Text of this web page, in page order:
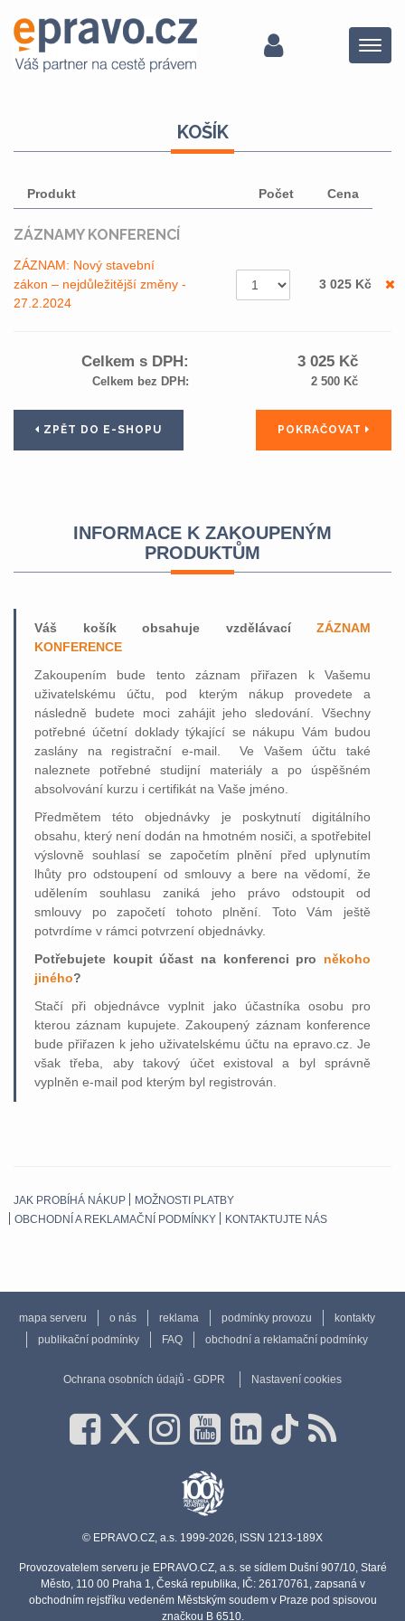
Menu
KOŠÍK
Produkt Počet Cena
ZÁZNAMY KONFERENCÍ
ZÁZNAM: Nový stavební
zákon – nejdůležitější změny -
27.2.2024
3 025Kč
Celkem s DPH: 3 025Kč
Celkem bez DPH: 2 500Kč
ZPĚT DO E-SHOPU POKRAČOVAT
INFORMACE K ZAKOUPENÝM
PRODUKTŮM
Váš košík obsahuje vzdělávací ZÁZNAM
KONFERENCE
Zakoupením bude tento záznam přiřazen k Vašemu
uživatelskému účtu, pod kterým nákup provedete a
následně budete moci zahájit jeho sledování. Všechny
potřebné účetní doklady týkající se nákupu Vám budou
zaslány na registrační e-mail. Ve Vašem účtu také
naleznete potřebné studijní materiály a po úspěšném
absolvování kurzu i certifikát na Vaše jméno.
Předmětem této objednávky je poskytnutí digitálního
obsahu, který není dodán na hmotném nosiči, a spotřebitel
výslovně souhlasí se započetím plnění před uplynutím
lhůty pro odstoupení od smlouvy a bere na vědomí, že
udělením souhlasu zaniká jeho právo odstoupit od
smlouvy po započetí tohoto plnění. Toto Vám ještě
potvrdíme v rámci potvrzení objednávky.
Potřebujete koupit účast na konferenci pro někoho
jiného?
Stačí při objednávce vyplnit jako účastníka osobu pro
kterou záznam kupujete. Zakoupený záznam konference
bude přiřazen k jeho uživatelskému účtu na epravo.cz. Je
však třeba, aby takový účet existoval a byl správně
vyplněn e-mail pod kterým byl registrován.
JAK PROBÍHÁ NÁKUP
MOŽNOSTI PLATBY
OBCHODNÍ A REKLAMAČNÍ PODMÍNKY
KONTAKTUJTE NÁS
mapa serveru o nás reklama podmínky provozu
kontakty
publikační podmínky
FAQ obchodní a reklamační podmínky
Ochrana osobních údajů - GDPR Nastavení cookies
© EPRAVO.CZ, a.s. 1999-2026, ISSN 1213-189X
Provozovatelem serveru je EPRAVO.CZ, a.s. se sídlem Dušní 907/10, Staré
Město, 110 00 Praha 1, Česká republika, IČ: 26170761, zapsaná v
obchodním rejstříku vedeném Městským soudem v Praze pod spisovou
značkou B 6510.